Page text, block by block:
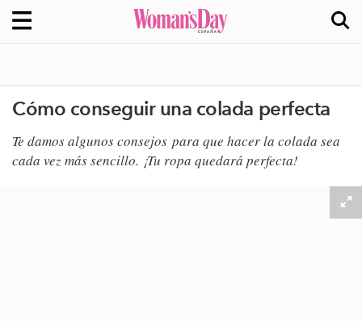
Cómo conseguir una colada perfecta
Te damos algunos consejos ​para que hacer la colada sea
cada vez más sencillo. ¡Tu ropa quedará perfecta!